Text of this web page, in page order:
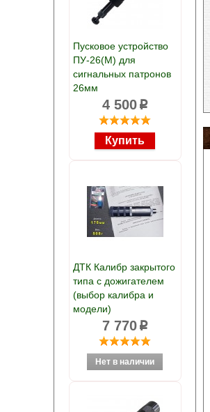
Пусковое устройство
ПУ-26(М) для
сигнальных патронов
26мм
4 500p
ДТК Калибр закрытого
типа с дожигателем
(выбор калибра и
модели)
7 770p